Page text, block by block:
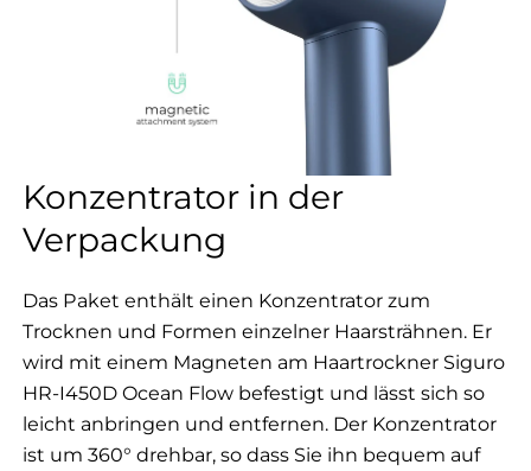
Konzentrator in der
Verpackung
Das Paket enthält einen Konzentrator zum
Trocknen und Formen einzelner Haarsträhnen. Er
wird mit einem Magneten am Haartrockner Siguro
HR-I450D Ocean Flow befestigt und lässt sich so
leicht anbringen und entfernen. Der Konzentrator
ist um 360° drehbar, so dass Sie ihn bequem auf